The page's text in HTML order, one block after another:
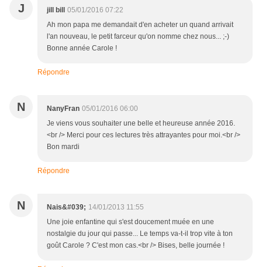
J jill bill
05/01/2016 07:22
Ah mon papa me demandait d'en acheter un quand arrivait
l'an nouveau, le petit farceur qu'on nomme chez nous... ;-)
Bonne année Carole !
Répondre
N NanyFran 05/01/2016 06:00
Je viens vous souhaiter une belle et heureuse année 2016.
<br /> Merci pour ces lectures très attrayantes pour moi.<br />
Bon mardi
Répondre
N Nais&#039; 14/01/2013 11:55
Une joie enfantine qui s'est doucement muée en une
nostalgie du jour qui passe... Le temps va-t-il trop vite à ton
goût Carole ? C'est mon cas.<br /> Bises, belle journée !